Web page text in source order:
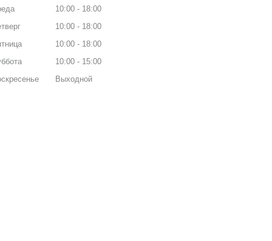
10:00
18:00
10:00
18:00
10:00
18:00
10:00
15:00
Выходной